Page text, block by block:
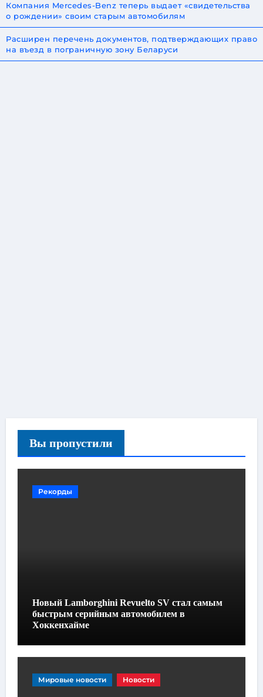
Компания Mercedes-Benz теперь выдает «свидетельства
о рождении» своим старым автомобилям
Расширен перечень документов, подтверждающих право
на въезд в пограничную зону Беларуси
Вы пропустили
Рекорды
Новый Lamborghini Revuelto SV стал самым
быстрым серийным автомобилем в
Хоккенхайме
Мировые новости Новости